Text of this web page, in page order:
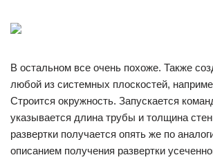
В остальном все очень похоже. Также
любой из системных плоскостей,
Строится окружность. Запускается
указывается длина трубы и толщина
развертки получается опять же по
описанием получения развертки